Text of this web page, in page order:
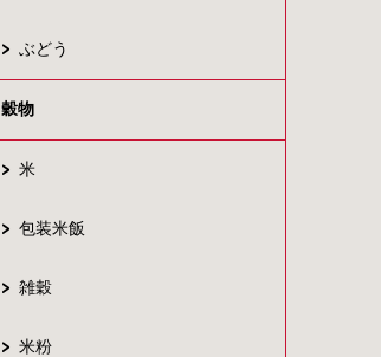
ぶどう
穀物
米
包装米飯
雑穀
米粉